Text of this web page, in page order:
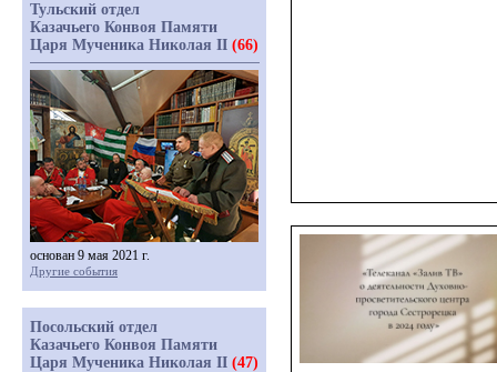
Тульский отдел
Казачьего Конвоя Памяти
Царя Мученика Николая II (66)
основан 9 мая 2021 г.
Другие события
Посольский отдел
Казачьего Конвоя Памяти
Царя Мученика Николая II (47)